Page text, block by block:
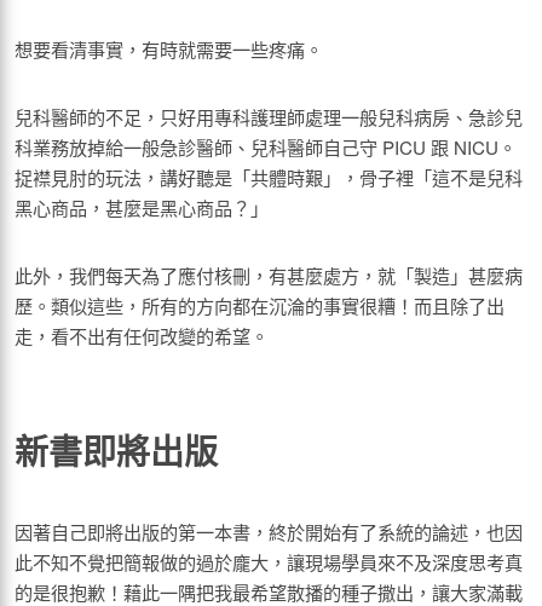
想要看清事實，有時就需要一些疼痛。
兒科醫師的不足，只好用專科護理師處理一般兒科病房、急診兒
科業務放掉給一般急診醫師、兒科醫師自己守 PICU 跟 NICU。
捉襟見肘的玩法，講好聽是「共體時艱」，骨子裡「這不是兒科
黑心商品，甚麼是黑心商品？」
此外，我們每天為了應付核刪，有甚麼處方，就「製造」甚麼病
歷。類似這些，所有的方向都在沉淪的事實很糟！而且除了出
走，看不出有任何改變的希望。
新書即將出版
因著自己即將出版的第一本書，終於開始有了系統的論述，也因
此不知不覺把簡報做的過於龐大，讓現場學員來不及深度思考真
的是很抱歉！藉此一隅把我最希望散播的種子撒出，讓大家滿載